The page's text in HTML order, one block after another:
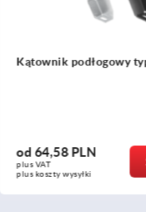
Elementy kątowe T1
od93,77 PLN
plus VAT
plus koszty wysyłki